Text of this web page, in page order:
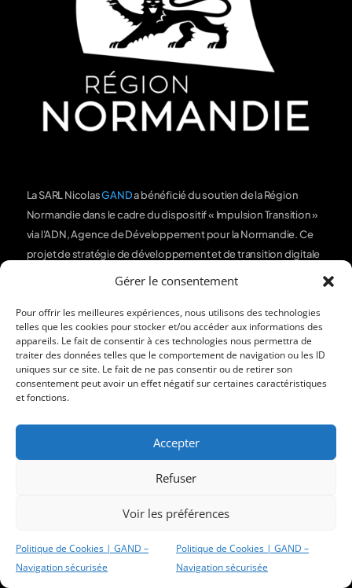
Gérer le consentement
Pour offrir les meilleures expériences, nous utilisons des technologies
telles que les cookies pour stocker et/ou accéder aux informations des
appareils. Le fait de consentir à ces technologies nous permettra de
traiter des données telles que le comportement de navigation ou les ID
uniques sur ce site. Le fait de ne pas consentir ou de retirer son
consentement peut avoir un effet négatif sur certaines caractéristiques
et fonctions.
Accepter
Refuser
Voir les préférences
Politique de Cookies | GAND –
Navigation sécurisée
Politique de Cookies | GAND –
Navigation sécurisée
La SARL NicolasGANDa bénéficié du soutien de la Région
Normandie dans le cadre du dispositif « Impulsion Transition »
via l'ADN, Agence de Développement pour la Normandie. Ce
projet de stratégie de développement et de transition digitale
vise à structurer notre offre en menuiserie, fermetures et
L'entreprise GAND
Nos réalisations
Services
Fenêtres & Menuiseries
Vérandas & Extensions
Volets & Stores